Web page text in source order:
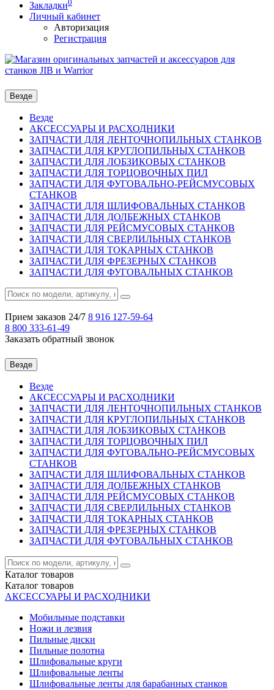
Закладки0
Личный кабинет
Авторизация
Регистрация
Везде
Везде
АКСЕССУАРЫ И РАСХОДНИКИ
ЗАПЧАСТИ ДЛЯ ЛЕНТОЧНОПИЛЬНЫХ СТАНКОВ
ЗАПЧАСТИ ДЛЯ КРУГЛОПИЛЬНЫХ СТАНКОВ
ЗАПЧАСТИ ДЛЯ ЛОБЗИКОВЫХ СТАНКОВ
ЗАПЧАСТИ ДЛЯ ТОРЦОВОЧНЫХ ПИЛ
ЗАПЧАСТИ ДЛЯ ФУГОВАЛЬНО-РЕЙСМУСОВЫХ
СТАНКОВ
ЗАПЧАСТИ ДЛЯ ШЛИФОВАЛЬНЫХ СТАНКОВ
ЗАПЧАСТИ ДЛЯ ДОЛБЕЖНЫХ СТАНКОВ
ЗАПЧАСТИ ДЛЯ РЕЙСМУСОВЫХ СТАНКОВ
ЗАПЧАСТИ ДЛЯ СВЕРЛИЛЬНЫХ СТАНКОВ
ЗАПЧАСТИ ДЛЯ ТОКАРНЫХ СТАНКОВ
ЗАПЧАСТИ ДЛЯ ФРЕЗЕРНЫХ СТАНКОВ
ЗАПЧАСТИ ДЛЯ ФУГОВАЛЬНЫХ СТАНКОВ
Прием заказов 24/7 8 916 127-59-64
8 800 333-61-49
Заказать обратный звонок
Везде
Везде
АКСЕССУАРЫ И РАСХОДНИКИ
ЗАПЧАСТИ ДЛЯ ЛЕНТОЧНОПИЛЬНЫХ СТАНКОВ
ЗАПЧАСТИ ДЛЯ КРУГЛОПИЛЬНЫХ СТАНКОВ
ЗАПЧАСТИ ДЛЯ ЛОБЗИКОВЫХ СТАНКОВ
ЗАПЧАСТИ ДЛЯ ТОРЦОВОЧНЫХ ПИЛ
ЗАПЧАСТИ ДЛЯ ФУГОВАЛЬНО-РЕЙСМУСОВЫХ
СТАНКОВ
ЗАПЧАСТИ ДЛЯ ШЛИФОВАЛЬНЫХ СТАНКОВ
ЗАПЧАСТИ ДЛЯ ДОЛБЕЖНЫХ СТАНКОВ
ЗАПЧАСТИ ДЛЯ РЕЙСМУСОВЫХ СТАНКОВ
ЗАПЧАСТИ ДЛЯ СВЕРЛИЛЬНЫХ СТАНКОВ
ЗАПЧАСТИ ДЛЯ ТОКАРНЫХ СТАНКОВ
ЗАПЧАСТИ ДЛЯ ФРЕЗЕРНЫХ СТАНКОВ
ЗАПЧАСТИ ДЛЯ ФУГОВАЛЬНЫХ СТАНКОВ
Каталог товаров
Каталог товаров
АКСЕССУАРЫ И РАСХОДНИКИ
Мобильные подставки
Ножи и лезвия
Пильные диски
Пильные полотна
Шлифовальные круги
Шлифовальные ленты
Шлифовальные ленты для барабанных станков